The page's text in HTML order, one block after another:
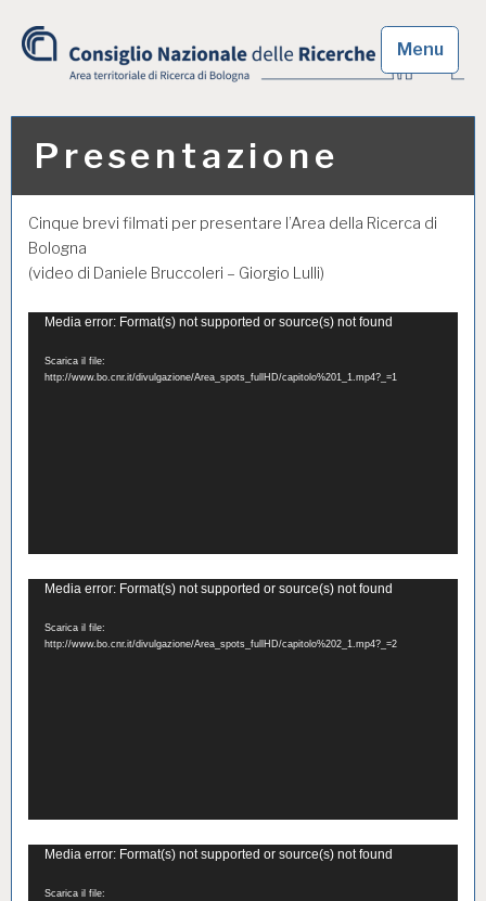
content
Menu
Presentazione
Cinque brevi filmati per presentare l’Area della Ricerca di
Bologna
(video di Daniele Bruccoleri – Giorgio Lulli)
Video
Media error: Format(s) not supported or source(s) not found
Scarica il file:
http://www.bo.cnr.it/divulgazione/Area_spots_fullHD/capitolo%201_1.mp4?_=1
Video
Media error: Format(s) not supported or source(s) not found
Scarica il file:
http://www.bo.cnr.it/divulgazione/Area_spots_fullHD/capitolo%202_1.mp4?_=2
Video
Media error: Format(s) not supported or source(s) not found
Scarica il file: